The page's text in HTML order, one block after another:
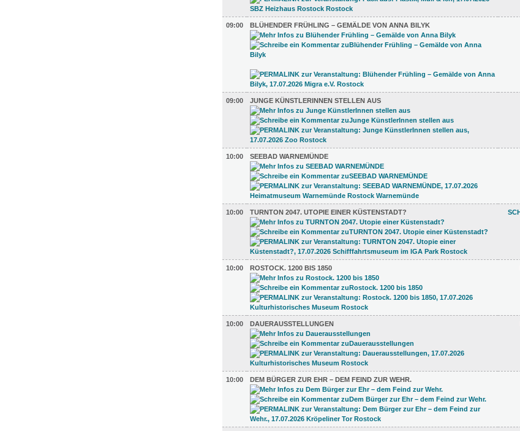
09:00 BLÜHENDER FRÜHLING – GEMÄLDE VON ANNA BILYK
09:00 JUNGE KÜNSTLERINNEN STELLEN AUS
10:00 SEEBAD WARNEMÜNDE
10:00 TURNTON 2047. UTOPIE EINER KÜSTENSTADT?
10:00 ROSTOCK. 1200 BIS 1850
10:00 DAUERAUSSTELLUNGEN
10:00 DEM BÜRGER ZUR EHR – DEM FEIND ZUR WEHR.